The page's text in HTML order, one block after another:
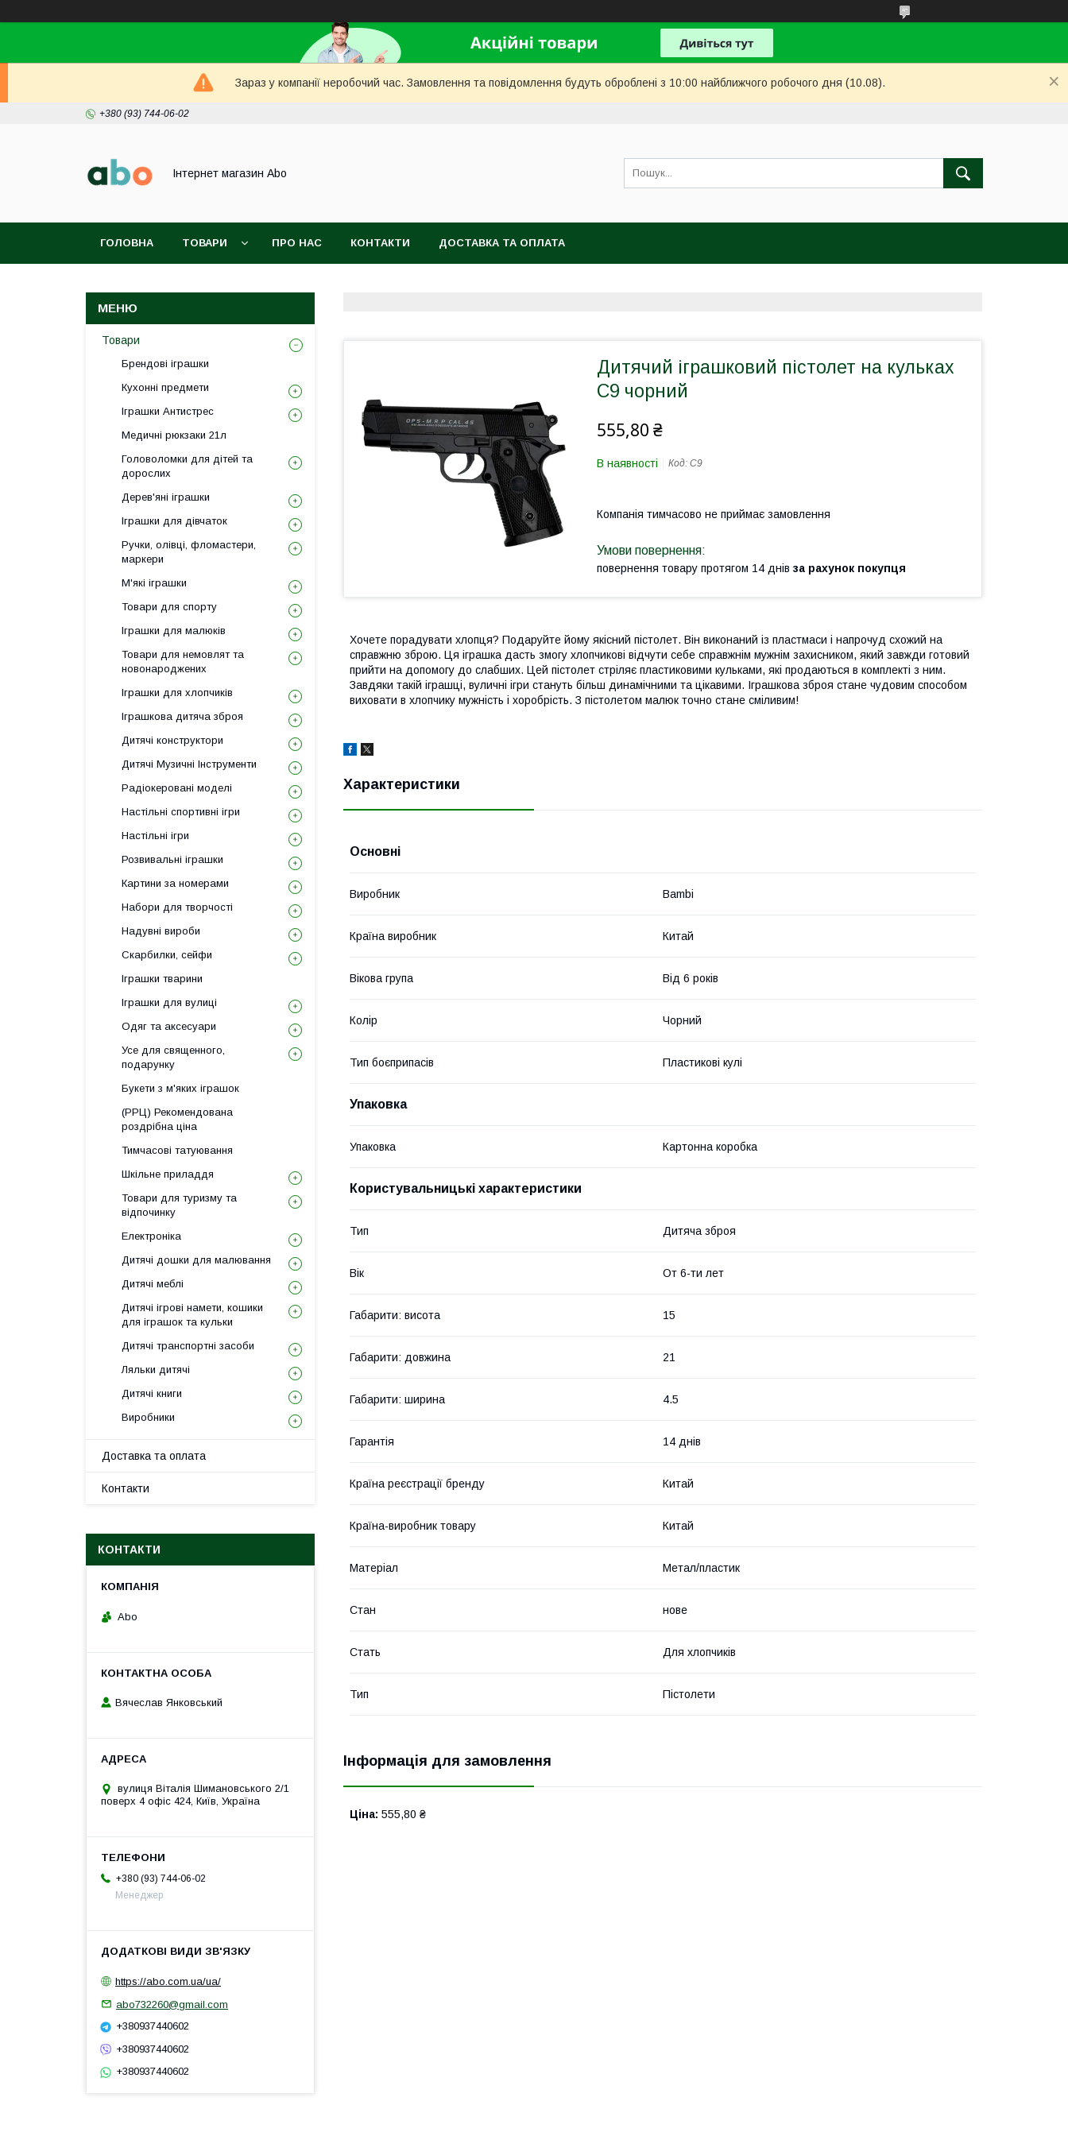
Зараз у компанії неробочий час. Замовлення та повідомлення будуть оброблені з 10:00 найближчого робочого дня (10.08).
+380 (93) 744-06-02
Інтернет магазин Abo
ГОЛОВНА ТОВАРИ ПРО НАС КОНТАКТИ ДОСТАВКА ТА ОПЛАТА
Дитячий іграшковий пістолет на кульках
C9 чорний
555,80 ₴
В наявності Код: C9
Компанія тимчасово не приймає замовлення
повернення товару протягом 14 днів за рахунок покупця
Хочете порадувати хлопця? Подаруйте йому якісний пістолет. Він виконаний із пластмаси і напрочуд схожий на
справжню зброю. Ця іграшка дасть змогу хлопчикові відчути себе справжнім мужнім захисником, який завжди готовий
прийти на допомогу до слабших. Цей пістолет стріляє пластиковими кульками, які продаються в комплекті з ним.
Завдяки такій іграшці, вуличні ігри стануть більш динамічними та цікавими. Іграшкова зброя стане чудовим способом
виховати в хлопчику мужність і хоробрість. З пістолетом малюк точно стане сміливим!
Характеристики
Основні
Виробник Bambi
Країна виробник Китай
Вікова група Від 6 років
Колір Чорний
Тип боєприпасів Пластикові кулі
Упаковка
Упаковка Картонна коробка
Користувальницькі характеристики
Тип Дитяча зброя
Вік От 6-ти лет
Габарити: висота 15
Габарити: довжина 21
Габарити: ширина 4.5
Гарантія 14 днів
Країна реєстрації бренду Китай
Країна-виробник товару Китай
Матеріал Метал/пластик
Стан нове
Стать Для хлопчиків
Тип Пістолети
Інформація для замовлення
Ціна: 555,80 ₴
Товари
Брендові іграшки
Кухонні предмети
Іграшки Антистрес
Медичні рюкзаки 21л
Головоломки для дітей та
дорослих
Дерев'яні іграшки
Іграшки для дівчаток
Ручки, олівці, фломастери,
маркери
М'які іграшки
Товари для спорту
Іграшки для малюків
Товари для немовлят та
новонароджених
Іграшки для хлопчиків
Іграшкова дитяча зброя
Дитячі конструктори
Дитячі Музичні Інструменти
Радіокеровані моделі
Настільні спортивні ігри
Настільні ігри
Розвивальні іграшки
Картини за номерами
Набори для творчості
Надувні вироби
Скарбилки, сейфи
Іграшки тварини
Іграшки для вулиці
Одяг та аксесуари
Усе для священного,
подарунку
Букети з м'яких іграшок
(РРЦ) Рекомендована
роздрібна ціна
Тимчасові татуювання
Шкільне приладдя
Товари для туризму та
відпочинку
Електроніка
Дитячі дошки для малювання
Дитячі меблі
Дитячі ігрові намети, кошики
для іграшок та кульки
Дитячі транспортні засоби
Ляльки дитячі
Дитячі книги
Виробники
Доставка та оплата
Контакти
КОНТАКТИ
Abo
Вячеслав Янковський
вулиця Віталія Шимановського 2/1
поверх 4 офіс 424, Київ, Україна
+380 (93) 744-06-02
Менеджер
https://abo.com.ua/ua/
abo732260@gmail.com
+380937440602
+380937440602
+380937440602